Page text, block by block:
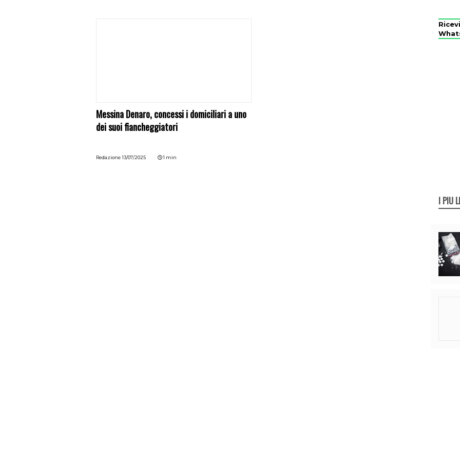
Messina Denaro, concessi i domiciliari a uno
dei suoi fiancheggiatori
Redazione 13/07/2025 1 min
I PIÙ